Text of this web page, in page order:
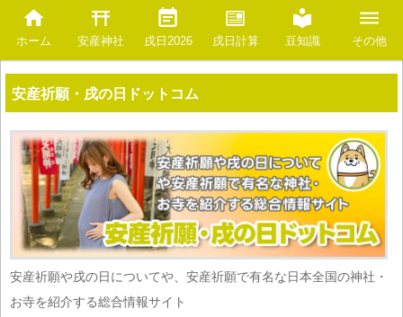
ホーム 安産神社 戌日2026 戌日計算 豆知識 その他
安産祈願・戌の日ドットコム
安産祈願や戌の日についてや、安産祈願で有名な日本全国の神社・
お寺を紹介する総合情報サイト